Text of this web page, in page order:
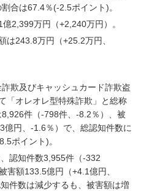
合は67.4％(-2.5ポイント)。
2,399万円（+2,240万円）。
は243.8万円（+25.2万円、
欺及びキャッシュカード詐欺盗
「オレオレ型特殊詐欺」と総称
件（-798件、-8.2％）、被
億円、-1.6％）で、総認知件数に
ポイント)。
認知件数3,955件（-332
害額133.5億円（+4.1億円、
件数は減少するも、被害額は増